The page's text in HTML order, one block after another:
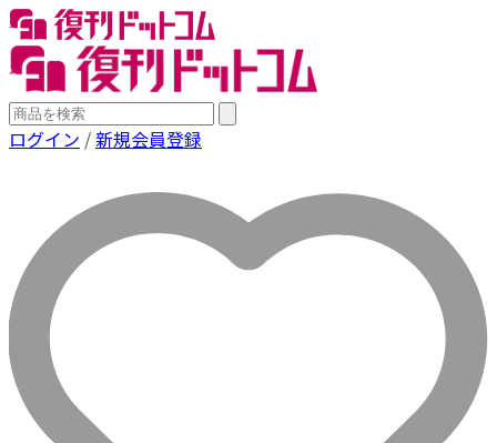
ログイン /新規会員登録